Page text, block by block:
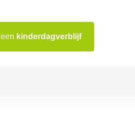
een kinderdagverblijf